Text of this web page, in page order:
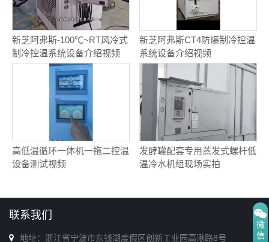
新芝阿弗斯-100℃~RT风冷式
制冷控温系统设备介绍视频
新芝阿弗斯CT4防爆制冷控温
系统设备介绍视频
高低温循环一体机一拖二控温
设备测试视频
发酵罐配套专用蒸发式螺杆低
温冷水机组现场实拍
联系我们
地址：浙江省宁波市东钱湖度假区创新工业园高湫路8号
微
信